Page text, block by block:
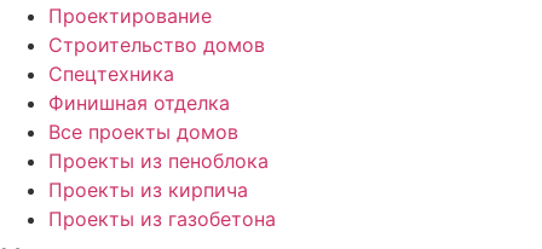
Проектирование
Строительство домов
Спецтехника
Финишная отделка
Все проекты домов
Проекты из пеноблока
Проекты из кирпича
Проекты из газобетона